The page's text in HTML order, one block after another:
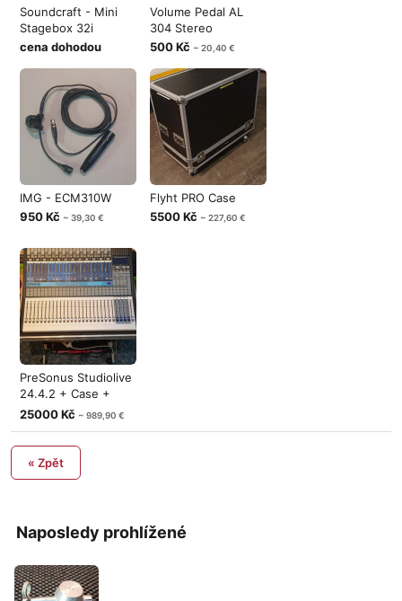
Naposledy prohlížené
Soundcraft - Mini
Stagebox 32i
cena dohodou
Volume Pedal AL
304 Stereo
500 Kč ~ 20,40 €
IMG - ECM310W
950 Kč ~ 39,30 €
Flyht PRO Case
5500 Kč ~ 227,60 €
PreSonus Studiolive
24.4.2 + Case +
Software
25000 Kč ~ 989,90 €
« Zpět